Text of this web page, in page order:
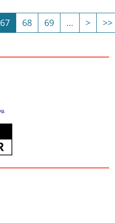
67(Aktuelle Seite)
68 69 … > >>